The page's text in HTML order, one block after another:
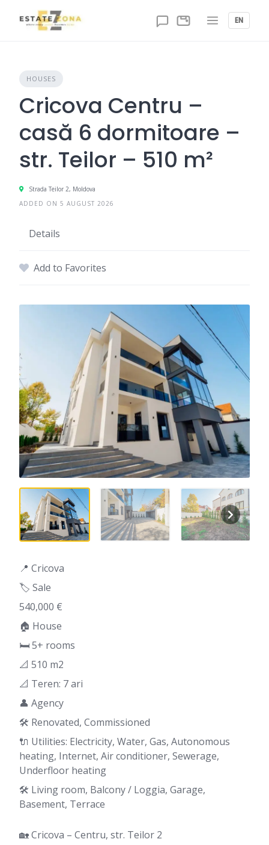
EN
HOUSES
Cricova Centru –
casă 6 dormitoare –
str. Teilor – 510 m²
Strada Teilor 2, Moldova
ADDED ON 5 AUGUST 2026
Details
Add to Favorites
📍 Cricova
🏷️ Sale
540,000 €
🏠 House
🛏 5+ rooms
📐 510 m2
📐 Teren: 7 ari
👤 Agency
🛠️ Renovated, Commissioned
🔌 Utilities: Electricity, Water, Gas, Autonomous
heating, Internet, Air conditioner, Sewerage,
Underfloor heating
🛠️ Living room, Balcony / Loggia, Garage,
Basement, Terrace
🏡 Cricova – Centru, str. Teilor 2